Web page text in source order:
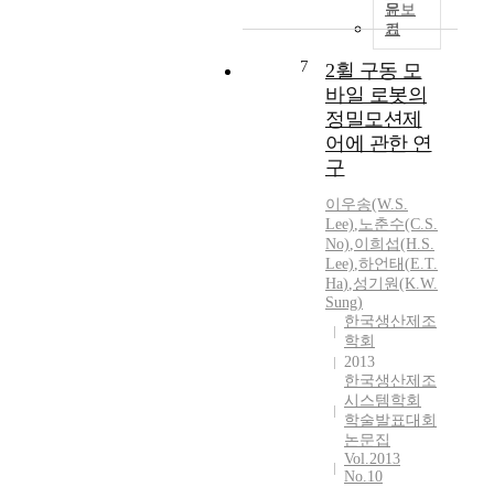
문보
기
7
2휠 구동 모
바일 로봇의
정밀모션제
어에 관한 연
구
이우송(W.S.
Lee),노춘수(C.S.
No),이희섭(H.S.
Lee),하언태 (E.T.
Ha),성기원(K.W.
Sung)
한국생산제조
학회
2013
한국생산제조
시스템학회
학술발표대회
논문집
Vol.2013
No.10